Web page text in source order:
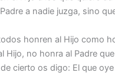
a nadie juzga, sino
honren al Hijo como
Hijo, no honra al Padre
cierto os digo: El que